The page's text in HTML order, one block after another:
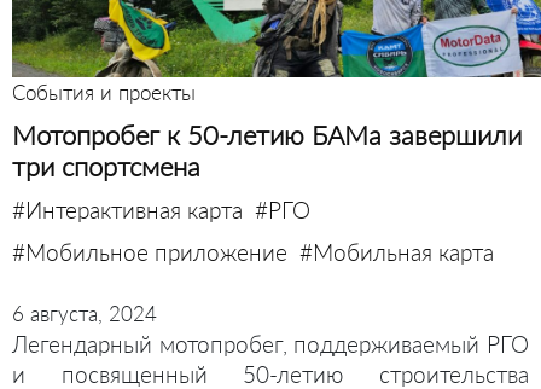
События и проекты
Мотопробег к 50-летию БАМа завершили
три спортсмена
#Интерактивная карта #РГО
#Мобильное приложение #Мобильная карта
6 августа, 2024
Легендарный мотопробег, поддерживаемый РГО
и посвященный 50-летию строительства